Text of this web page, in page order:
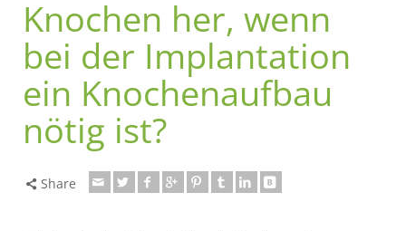
Knochen her, wenn
bei der Implantation
ein Knochenaufbau
nötig ist?
Share